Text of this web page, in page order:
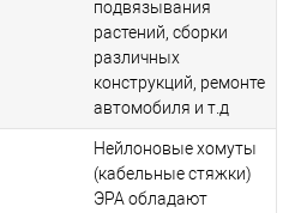
подвязывания
растений, сборки
различных
конструкций, ремонте
автомобиля и т.д
Нейлоновые хомуты
(кабельные стяжки)
ЭРА обладают